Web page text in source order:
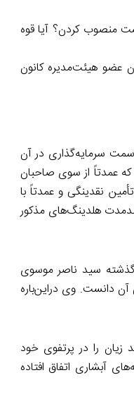
کردن؟ آیا قوه
عضو هیئت‌مدیره کانون
سمت سرمایه‌گذاری در آن
عمدتاً از سوی صاحبان
نقدینگی و عمدتاً با
هلدینگ‌های مذکور
گذشته سید ناصر موسوی
آن دانست. وی دراین‌باره
پاسخ دهند: عرضه‌های آبشاری در شرکت‌های بزرگ که سهامداران حقیقی بیش از ۷۰ درصد زیان را در پرتفوی خود
آبشاری اتفاق افتاده